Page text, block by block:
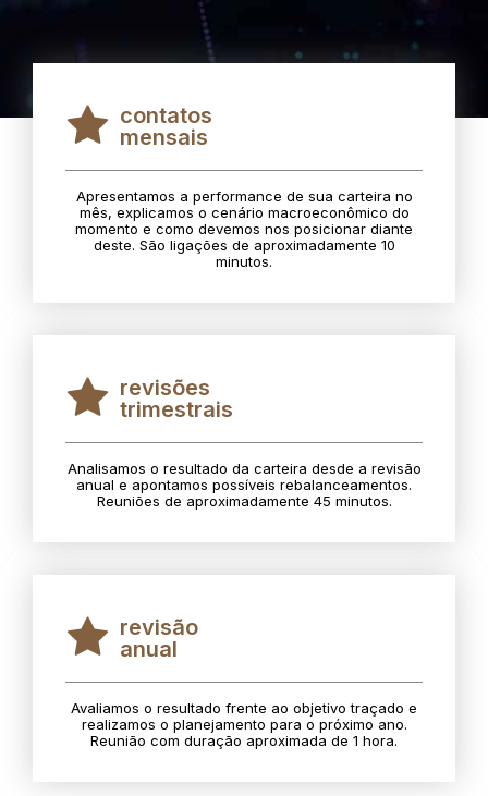
contatos
mensais
Apresentamos a performance de sua carteira no
mês, explicamos o cenário macroeconômico do
momento e como devemos nos posicionar diante
deste. São ligações de aproximadamente 10
minutos.
revisões
trimestrais
Analisamos o resultado da carteira desde a revisão
anual e apontamos possíveis rebalanceamentos.
Reuniões de aproximadamente 45 minutos.
revisão
anual
Avaliamos o resultado frente ao objetivo traçado e
realizamos o planejamento para o próximo ano.
Reunião com duração aproximada de 1 hora.